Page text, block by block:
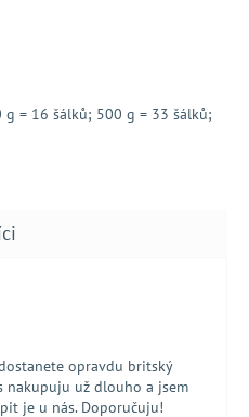
= 16 šálků; 500 g = 33 šálků;
je 5 z 5 hvězdiček.
opravdu britský
nakupuju už dlouho a jsem
je u nás. Doporučuju!